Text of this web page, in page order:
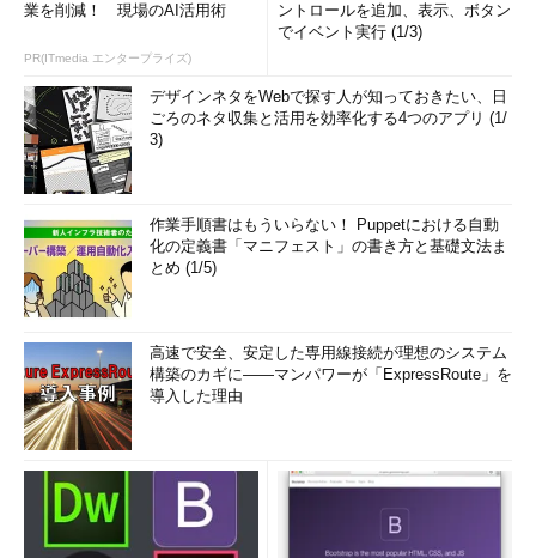
業を削減！ 現場のAI活用術
PR(ITmedia エンタープライズ)
ントロールを追加、表示、ボタン
でイベント実行 (1/3)
デザインネタをWebで探す人が知っておきたい、日
ごろのネタ収集と活用を効率化する4つのアプリ (1/
3)
作業手順書はもういらない！ Puppetにおける自動
化の定義書「マニフェスト」の書き方と基礎文法ま
とめ (1/5)
高速で安全、安定した専用線接続が理想のシステム
構築のカギに――マンパワーが「ExpressRoute」を
導入した理由